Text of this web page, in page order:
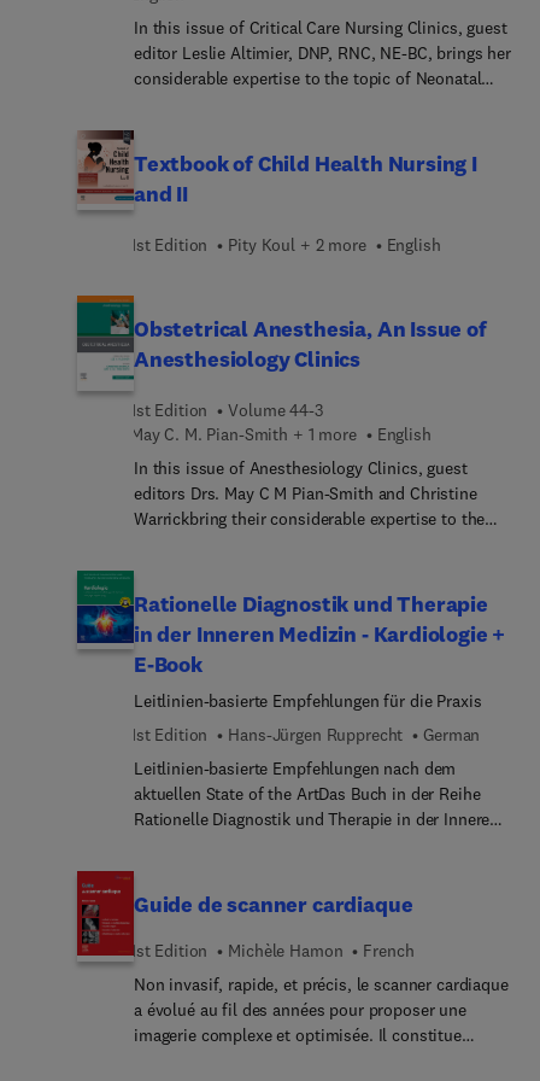
hormonales que afectan a la mujer. Se han
incorporado tres nuevos capitulos dedicados a
ambitos de especial relevancia en la disciplina:
acceso a la version digital ampliada en la que
junto al e-book, se ofrece un banco de preguntas
In this issue of Critical Care Nursing Clinics, guest
editor Leslie Altimier, DNP, RNC, NE-BC, brings her
considerable expertise to the topic of Neonatal
reviews covering mother’s milk versus donor milk,
ventilation, management of peri-viable infants,
and improving patient outcomes.
Textbook of Child Health Nursing I
and II
1st Edition Pity Koul + 2 more English
Obstetrical Anesthesia, An Issue of
Anesthesiology Clinics
1st Edition
Volume 44-3
May C. M. Pian-Smith + 1 more
English
In this issue of Anesthesiology Clinics, guest
editors Drs. May C M Pian-Smith and Christine
Warrickbring their considerable expertise to the
in trauma informed care; balancing
anticoagulation and neuraxial procedures in the
peripartum period; peripartum management for
patients with opioid use disorder and/or on
medications for opioid use disorder; and more.
Rationelle Diagnostik und Therapie
in der Inneren Medizin - Kardiologie +
E-Book
Leitlinien-basierte Empfehlungen für die Praxis
1st Edition
Hans-Jürgen Rupprecht
German
Leitlinien-basierte Empfehlungen nach dem
aktuellen State of the ArtDas Buch in der Reihe
Rationelle Diagnostik und Therapie in der Inneren
zielgerichtet und leitlinienkonform zu treffen.
Dank übersichtlicher Entscheidungsbäume und
klar strukturierter Therapiealgorithmen finden Sie
können Ihre Patientinnen und Patienten optimal
behandeln.Eine Auflistung der wichtigsten
„Klinischen Symptome“ gibt Ihnen wertvolle
Guide de scanner cardiaque
1st Edition Michèle Hamon
French
Non invasif, rapide, et précis, le scanner cardiaque
a évolué au fil des années pour proposer une
imagerie complexe et optimisée. Il constitue